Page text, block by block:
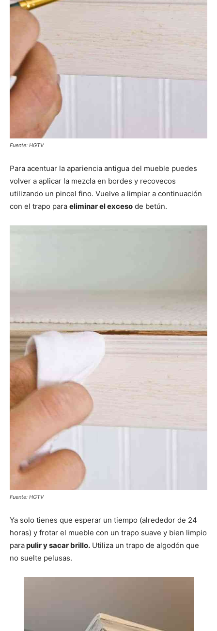
Fuente: HGTV
Para acentuar la apariencia antigua del mueble puedes
volver a aplicar la mezcla en bordes y recovecos
utilizando un pincel fino. Vuelve a limpiar a continuación
con el trapo para eliminar el exceso de betún.
Fuente: HGTV
Ya solo tienes que esperar un tiempo (alrededor de 24
horas) y frotar el mueble con un trapo suave y bien limpio
parapulir y sacar brillo. Utiliza un trapo de algodón que
no suelte pelusas.